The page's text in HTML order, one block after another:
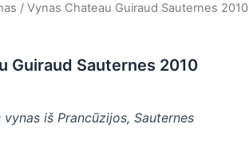
/ Vynas Chateau Guiraud Sauternes 2010
Guiraud Sauternes 2010
iš Prancūzijos, Sauternes